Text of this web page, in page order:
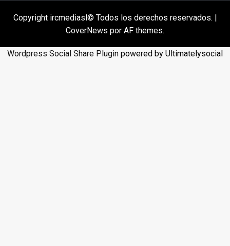
Copyright ircmediasl© Todos los derechos reservados. |
CoverNews por AF themes.
Wordpress Social Share Plugin powered by Ultimatelysocial